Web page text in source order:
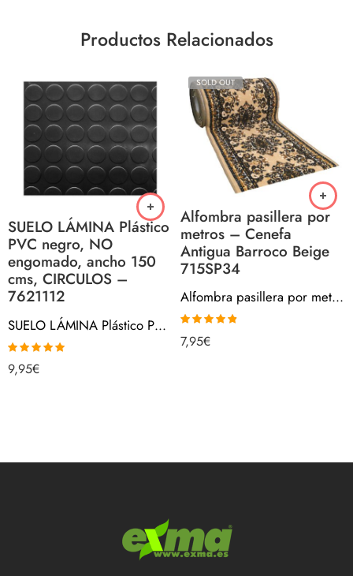
Productos Relacionados
SUELO LÁMINA Plástico
PVC negro, NO
engomado, ancho 150
cms, CIRCULOS –
7621112
SUELO LÁMINA Plástico PVC negro, NO engomado, ancho 150 cms, CIRCULOS – 7621112
Valorado con
5.00de 5
9,95€
SOLD OUT
Alfombra pasillera por
metros – Cenefa
Antigua Barroco Beige
715SP34
Alfombra pasillera por metros – Cenefa Antigua Barroco Beige 715SP34
Valorado
con4.80
7,95€